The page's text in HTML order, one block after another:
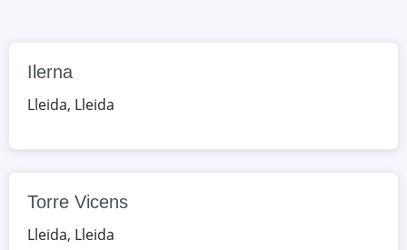
de Tremp
c. Bisbe Iglesias, 5, Tremp, Lleida,
Ilerna
Lleida, Lleida
Torre Vicens
Lleida, Lleida